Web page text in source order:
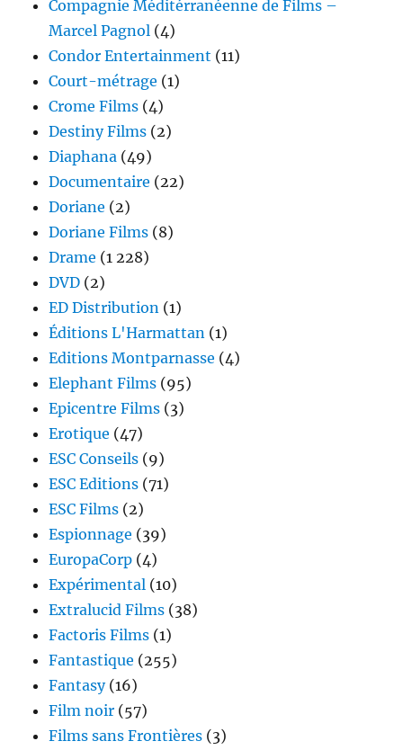
Compagnie Méditérranéenne de Films –
Marcel Pagnol (4)
Condor Entertainment (11)
Court-métrage (1)
Crome Films (4)
Destiny Films (2)
Diaphana (49)
Documentaire (22)
Doriane (2)
Doriane Films (8)
Drame (1 228)
DVD (2)
ED Distribution (1)
Éditions L'Harmattan (1)
Editions Montparnasse (4)
Elephant Films (95)
Epicentre Films (3)
Erotique (47)
ESC Conseils (9)
ESC Editions (71)
ESC Films (2)
Espionnage (39)
EuropaCorp (4)
Expérimental (10)
Extralucid Films (38)
Factoris Films (1)
Fantastique (255)
Fantasy(16)
Film noir (57)
Films sans Frontières (3)